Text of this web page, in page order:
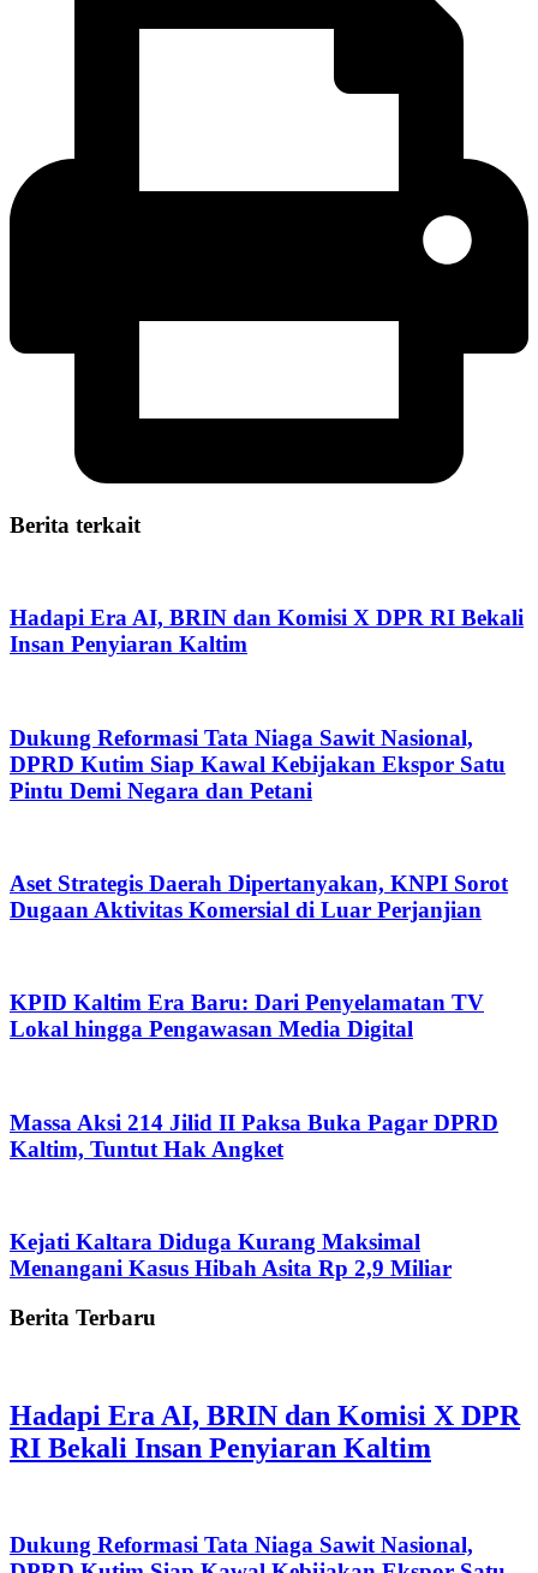
Berita terkait
Hadapi Era AI, BRIN dan Komisi X DPR RI Bekali
Insan Penyiaran Kaltim
Dukung Reformasi Tata Niaga Sawit Nasional,
DPRD Kutim Siap Kawal Kebijakan Ekspor Satu
Pintu Demi Negara dan Petani
Aset Strategis Daerah Dipertanyakan, KNPI Sorot
Dugaan Aktivitas Komersial di Luar Perjanjian
KPID Kaltim Era Baru: Dari Penyelamatan TV
Lokal hingga Pengawasan Media Digital
Massa Aksi 214 Jilid II Paksa Buka Pagar DPRD
Kaltim, Tuntut Hak Angket
Kejati Kaltara Diduga Kurang Maksimal
Menangani Kasus Hibah Asita Rp 2,9 Miliar
Berita Terbaru
Hadapi Era AI, BRIN dan Komisi X DPR
RI Bekali Insan Penyiaran Kaltim
Dukung Reformasi Tata Niaga Sawit Nasional,